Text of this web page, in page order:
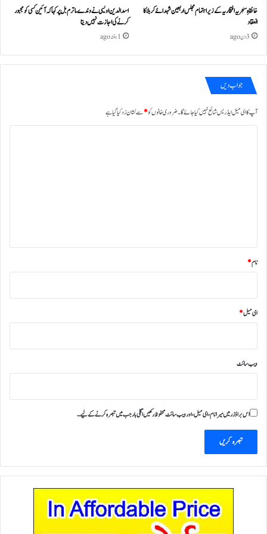
خانقاہِ سنجریہ افتخاریہ کے زیراہتمام مجلس اربعین شہدائے کربلا کا
انعقاد
3 دن ago
اسد الدین اویسی نے وندے ماترم بل پر کہا کہ آئین کسی کو مجبور
کرنے کی اجازت نہیں دیتا
1 ہفتہ ago
جواب دیں
آپ کا ای میل ایڈریس شائع نہیں کیا جائے گا۔ضروری خانوں کو*سے نشان زد کیا گیا ہے
نام*
ای میل*
ویب‌ سائٹ
اس براؤزر میں میرا نام، ای میل، اور ویب سائٹ محفوظ رکھیں اگلی بار جب میں تبصرہ کرنے کےلیے۔